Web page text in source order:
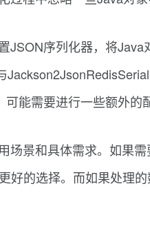
JSON序列化器，将
能需要进行一些额外的
场景和具体需求。如果
好的选择。而如果处理